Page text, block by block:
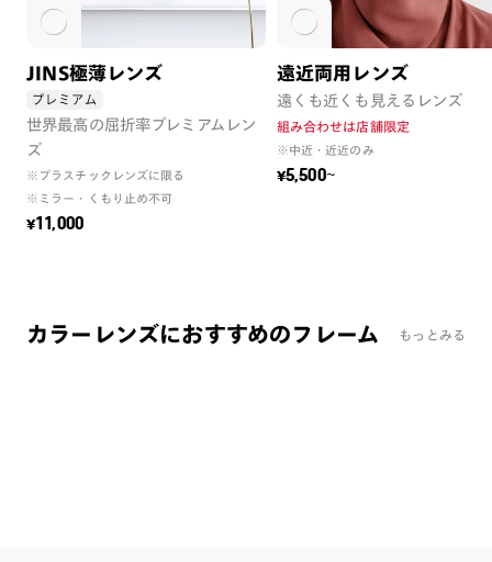
JINS極薄レンズ
プレミアム
世界最高の屈折率プレミアムレン
ズ
※プラスチックレンズに限る
※ミラー・くもり止め不可
¥11,000
遠近両用レンズ
遠くも近くも見えるレンズ
組み合わせは店舗限定
※中近・近近のみ
¥5,500~
カラーレンズにおすすめのフレーム もっとみる